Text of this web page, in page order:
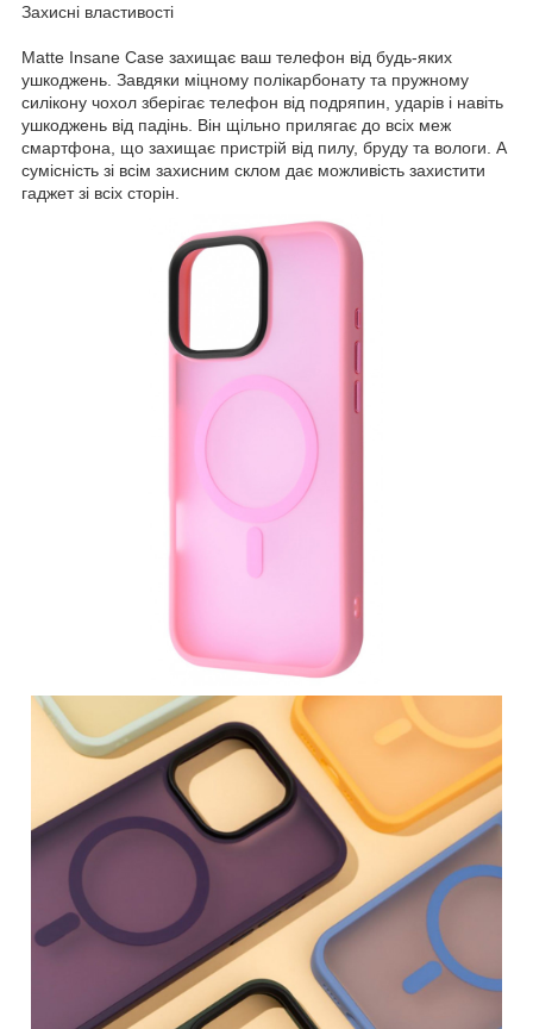
Захисні властивості
Matte Insane Case захищає ваш телефон від будь-яких
ушкоджень. Завдяки міцному полікарбонату та пружному
силікону чохол зберігає телефон від подряпин, ударів і навіть
ушкоджень від падінь. Він щільно прилягає до всіх меж
смартфона, що захищає пристрій від пилу, бруду та вологи. А
сумісність зі всім захисним склом дає можливість захистити
гаджет зі всіх сторін.